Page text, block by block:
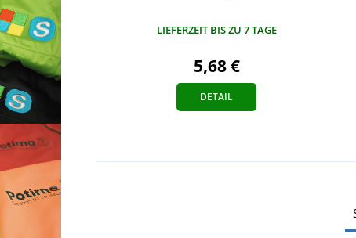
LIEFERZEIT BIS ZU 7 TAGE
5,68 €
DETAIL